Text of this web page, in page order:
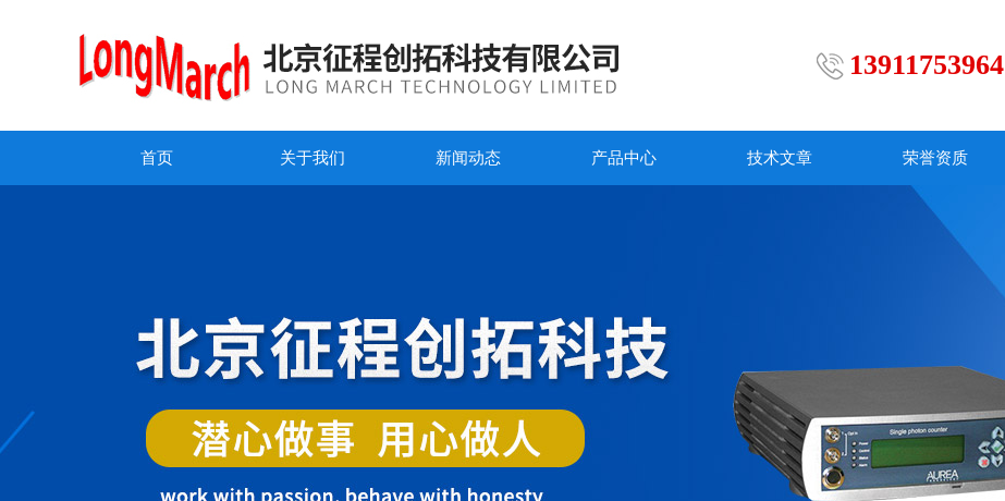
13911753964
首页 关于我们 新闻动态 产品中心 技术文章 荣誉资质